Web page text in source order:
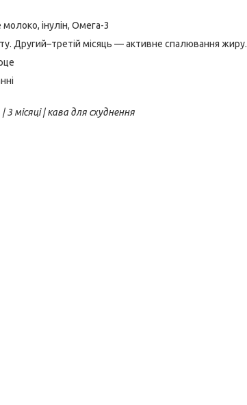
молоко, інулін, Омега-3
Другий–третій місяць — активне спалювання жиру.
місяці | кава для схуднення